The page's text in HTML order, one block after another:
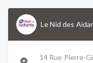
Le Nid des
14 Rue Pierre-